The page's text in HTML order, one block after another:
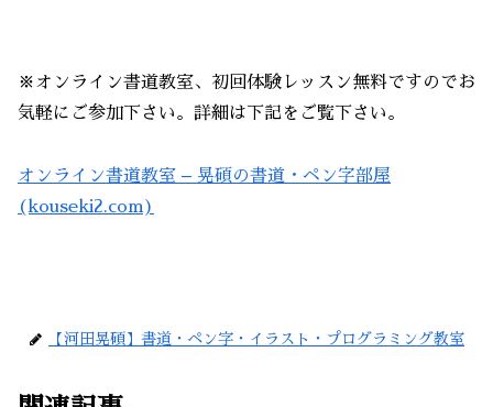
※オンライン書道教室、初回体験レッスン無料ですのでお
気軽にご参加下さい。詳細は下記をご覧下さい。
オンライン書道教室 – 晃碩の書道・ペン字部屋
(kouseki2.com)
【河田晃碩】書道・ペン字・イラスト・プログラミング教室